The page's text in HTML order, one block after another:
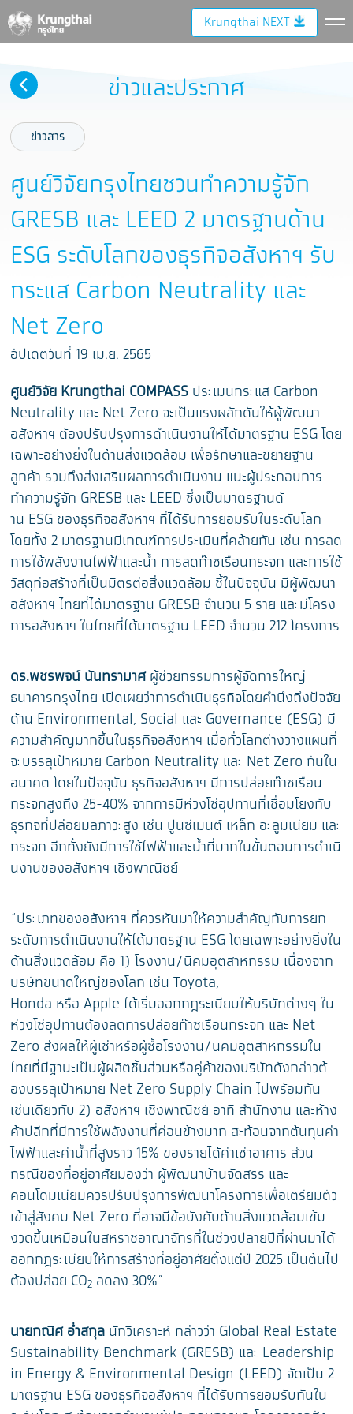
Krungthai NEXT
ข่าวและประกาศ
ข่าวสาร
ศูนย์วิจัยกรุงไทยชวนทำความรู้จัก
GRESB และ LEED 2 มาตรฐานด้าน
ESG ระดับโลกของธุรกิจอสังหาฯ รับ
กระแส Carbon Neutrality และ
Net Zero
อัปเดตวันที่ 19 เม.ย. 2565
ศูนย์วิจัย Krungthai COMPASS ประเมินกระแส Carbon
Neutrality และ Net Zero จะเป็นแรงผลักดันให้ผู้พัฒนา
อสังหาฯ ต้องปรับปรุงการดำเนินงานให้ได้มาตรฐาน ESG โดย
เฉพาะอย่างยิ่งในด้านสิ่งแวดล้อม เพื่อรักษาและขยายฐาน
ลูกค้า รวมถึงส่งเสริมผลการดำเนินงาน แนะผู้ประกอบการ
ทำความรู้จัก GRESB และ LEED ซึ่งเป็นมาตรฐานด้
าน ESG ของธุรกิจอสังหาฯ ที่ได้รับการยอมรับในระดับโลก
โดยทั้ง 2 มาตรฐานมีเกณฑ์การประเมินที่คล้ายกัน เช่น การลด
การใช้พลังงานไฟฟ้าและน้ำ การลดก๊าซเรือนกระจก และการใช้
วัสดุก่อสร้างที่เป็นมิตรต่อสิ่งแวดล้อม ชี้ในปัจจุบัน มีผู้พัฒนา
อสังหาฯ ไทยที่ได้มาตรฐาน GRESB จำนวน 5 ราย และมีโครง
การอสังหาฯ ในไทยที่ได้มาตรฐาน LEED จำนวน212 โครงการ
ดร.พชรพจน์ นันทรามาศผู้ช่วยกรรมการผู้จัดการใหญ่
ธนาคารกรุงไทย เปิดเผยว่าการดำเนินธุรกิจโดยคำนึงถึงปัจจัย
ด้าน Environmental, Social และ Governance (ESG) มี
ความสำคัญมากขึ้นในธุรกิจอสังหาฯ เมื่อทั่วโลกต่างวางแผนที่
จะบรรลุเป้าหมาย Carbon Neutrality และ Net Zero กันใน
อนาคต โดยในปัจจุบัน ธุรกิจอสังหาฯ มีการปล่อยก๊าซเรือน
กระจกสูงถึง 25-40% จากการมีห่วงโซ่อุปทานที่เชื่อมโยงกับ
ธุรกิจที่ปล่อยมลภาวะสูง เช่น ปูนซีเมนต์ เหล็ก อะลูมิเนียม และ
กระจก อีกทั้งยังมีการใช้ไฟฟ้าและน้ำที่มากในขั้นตอนการดำเนิ
นงานของอสังหาฯ เชิงพาณิชย์
“ประเภทของอสังหาฯ ที่ควรหันมาให้ความสำคัญกับการยก
ระดับการดำเนินงานให้ได้มาตรฐาน ESG โดยเฉพาะอย่างยิ่งใน
ด้านสิ่งแวดล้อม คือ 1) โรงงาน/นิคมอุตสาหกรรม เนื่องจาก
บริษัทขนาดใหญ่ของโลก เช่น Toyota,
Honda หรือ Apple ได้เริ่มออกกฎระเบียบให้บริษัทต่างๆ ใน
ห่วงโซ่อุปทานต้องลดการปล่อยก๊าซเรือนกระจก และ Net
Zero ส่งผลให้ผู้เช่าหรือผู้ซื้อโรงงาน/นิคมอุตสาหกรรมใน
ไทยที่มีฐานะเป็นผู้ผลิตชิ้นส่วนหรือคู่ค้าของบริษัทดังกล่าวต้
องบรรลุเป้าหมาย Net Zero Supply Chain ไปพร้อมกัน
เช่นเดียวกับ 2) อสังหาฯ เชิงพาณิชย์ อาทิ สำนักงาน และห้าง
ค้าปลีกที่มีการใช้พลังงานที่ค่อนข้างมาก สะท้อนจากต้นทุนค่า
ไฟฟ้าและค่าน้ำที่สูงราว 15% ของรายได้ค่าเช่าอาคาร ส่วน
กรณีของที่อยู่อาศัยมองว่า ผู้พัฒนาบ้านจัดสรร และ
คอนโดมิเนียมควรปรับปรุงการพัฒนาโครงการเพื่อเตรียมตัว
เข้าสู่สังคม Net Zero ที่อาจมีข้อบังคับด้านสิ่งแวดล้อมเข้ม
งวดขึ้นเหมือนในสหราชอาณาจักรที่ในช่วงปลายปีที่ผ่านมาได้
ออกกฎระเบียบให้การสร้างที่อยู่อาศัยตั้งแต่ปี 2025 เป็นต้นไป
ต้องปล่อย CO2 ลดลง 30%”
นายกณิศ อ่ำสกุล นักวิเคราะห์ กล่าวว่า Global Real Estate
Sustainability Benchmark (GRESB) และ Leadership
in Energy & Environmental Design (LEED) จัดเป็น 2
มาตรฐาน ESG ของธุรกิจอสังหาฯ ที่ได้รับการยอมรับกันใน